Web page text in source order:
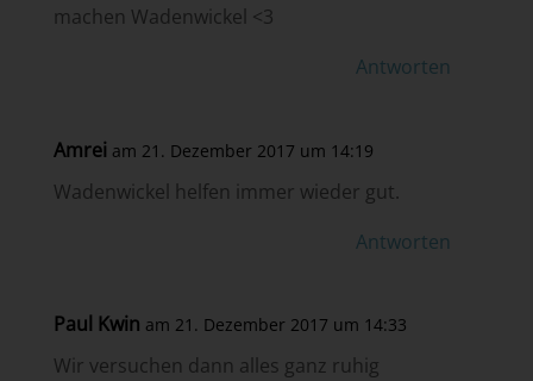
machen Wadenwickel <3
Antworten
Amrei am 21. Dezember 2017 um 14:19
Wadenwickel helfen immer wieder gut.
Antworten
Paul Kwin am 21. Dezember 2017 um 14:33
Wir versuchen dann alles ganz ruhig